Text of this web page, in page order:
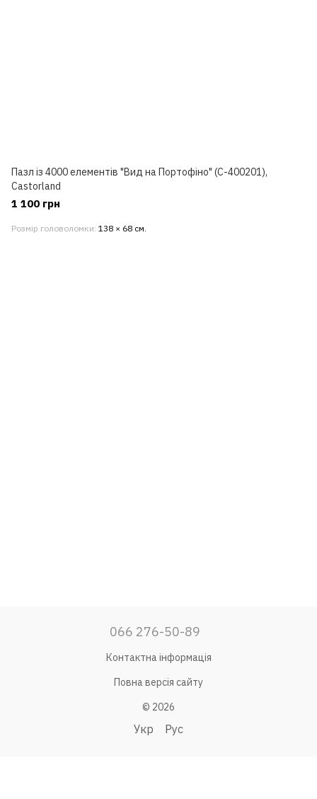
Пазл із 4000 елементів "Вид на Портофіно" (C-400201),
Castorland
1 100 грн
Розмір головоломки 138 × 68 см.
066 276-50-89
Контактна інформація
Повна версія сайту
© 2026
Укр Рус